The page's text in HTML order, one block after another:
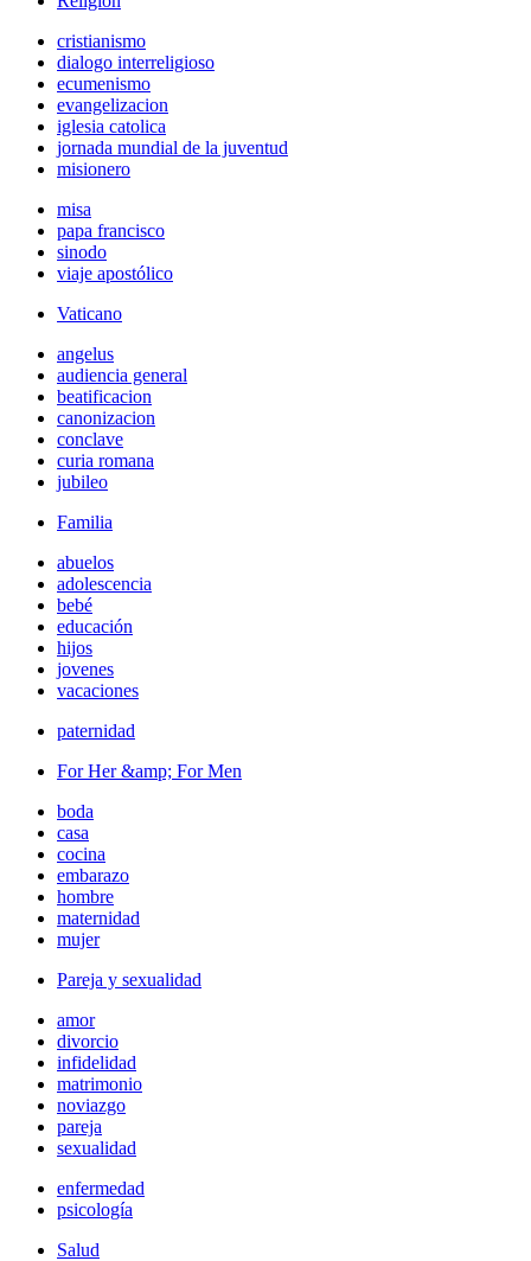
cristianismo
dialogo interreligioso
ecumenismo
evangelizacion
iglesia catolica
jornada mundial de la juventud
misionero
misa
papa francisco
sinodo
viaje apostólico
Vaticano
angelus
audiencia general
beatificacion
canonizacion
conclave
curia romana
jubileo
Familia
abuelos
adolescencia
bebé
educación
hijos
jovenes
vacaciones
paternidad
For Her &amp; For Men
boda
casa
cocina
embarazo
hombre
maternidad
mujer
Pareja y sexualidad
amor
divorcio
infidelidad
matrimonio
noviazgo
pareja
sexualidad
enfermedad
psicología
Salud